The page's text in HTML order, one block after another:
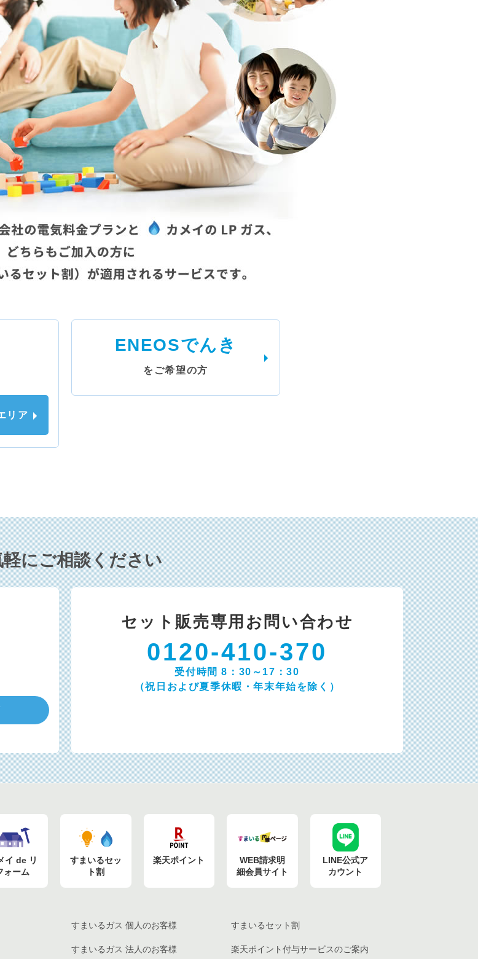
リア
ENEOSでんき
をご希望の方
にご相談ください
セット販売専用お問い合わせ
0120-410-370
受付時間 8：30～17：30
（祝日および夏季休暇・年末年始を除く）
イ de リ
ォーム
すまいるセッ
ト割
楽天ポイント
WEB請求明
細会員サイト
LINE公式ア
カウント
すまいるガス 個人のお客様
すまいるガス 法人のお客様
すまいるセット割
楽天ポイント付与サービスのご案内